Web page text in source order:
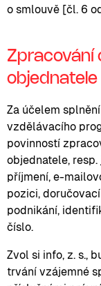
o smlouvě [čl. 6
Zpracování
Za účelem
vzdělávacího
povinností
objednatele,
příjmení, e-
pozici,
podnikání,
číslo.
Zvol si info, z. s.,
trvání vzájemné